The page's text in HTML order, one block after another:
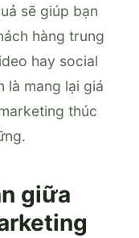
sẽ giúp bạn
hàng trung
hay social
là mang lại giá
thúc
giữa